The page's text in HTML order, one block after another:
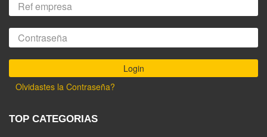
Olvidastes la Contraseña?
TOP CATEGORIAS